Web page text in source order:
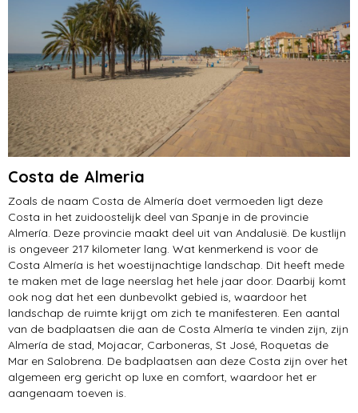
Costa de Almeria
Zoals de naam Costa de Almería doet vermoeden ligt deze
Costa in het zuidoostelijk deel van Spanje in de provincie
Almería. Deze provincie maakt deel uit van Andalusië. De kustlijn
is ongeveer 217 kilometer lang. Wat kenmerkend is voor de
Costa Almería is het woestijnachtige landschap. Dit heeft mede
te maken met de lage neerslag het hele jaar door. Daarbij komt
ook nog dat het een dunbevolkt gebied is, waardoor het
landschap de ruimte krijgt om zich te manifesteren. Een aantal
van de badplaatsen die aan de Costa Almería te vinden zijn, zijn
Almería de stad, Mojacar, Carboneras, St José, Roquetas de
Mar en Salobrena. De badplaatsen aan deze Costa zijn over het
algemeen erg gericht op luxe en comfort, waardoor het er
aangenaam toeven is.